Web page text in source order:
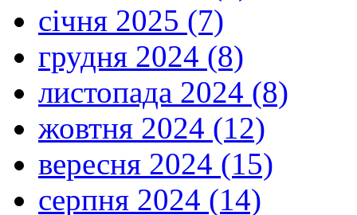
січня 2025 (7)
грудня 2024 (8)
листопада 2024 (8)
жовтня 2024 (12)
вересня 2024 (15)
серпня 2024 (14)